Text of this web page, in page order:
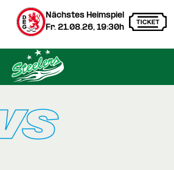
Nächstes Heimspiel
Fr. 21.08.26, 19:30h